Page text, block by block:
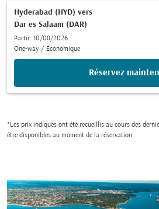
Hyderabad (HYD) vers
Dar es Salaam (DAR)
Partir: 10/08/2026
One-way / Économique
Réservez
*Les prix indiqués ont été recueillis au cours des
être disponibles au moment de la réservation.